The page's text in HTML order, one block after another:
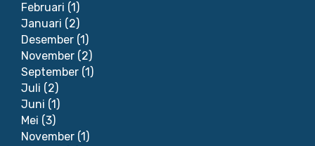
Februari (1)
Januari (2)
Desember (1)
November (2)
September (1)
Juli (2)
Juni (1)
Mei (3)
November (1)